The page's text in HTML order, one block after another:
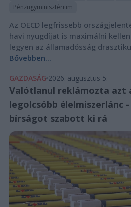
Pénzügyminisztérium
Az OECD legfrissebb
havi nyugdíjat is maximálni
legyen az államadósság
Bővebben...
GAZDASÁG 2026. augusztus 5.
Valótlanul reklámozta azt
legolcsóbb élelmiszerlánc -
bírságot szabott ki rá